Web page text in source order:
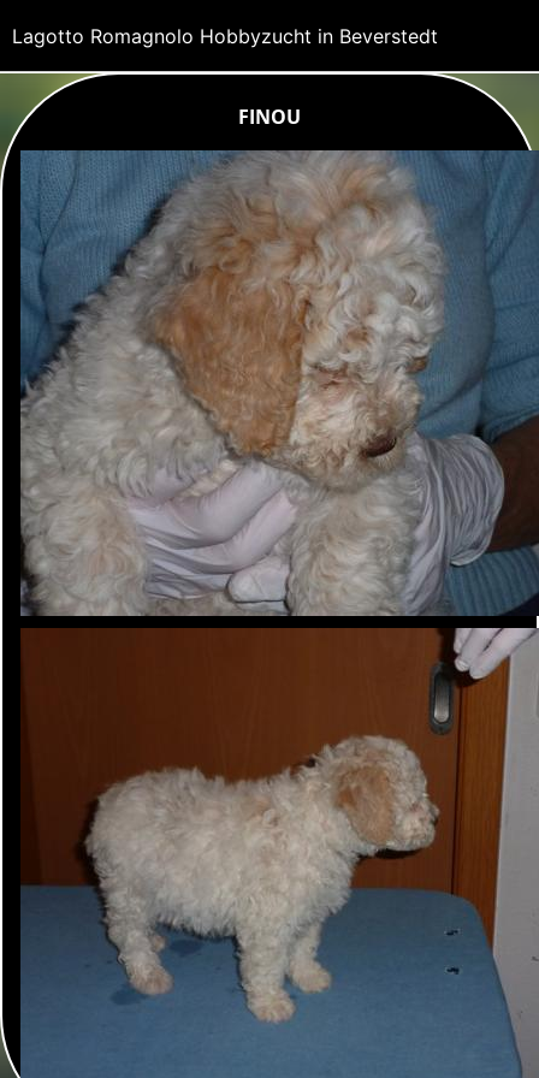
FINOU
Lagotto Romagnolo Hobbyzucht in Beverstedt